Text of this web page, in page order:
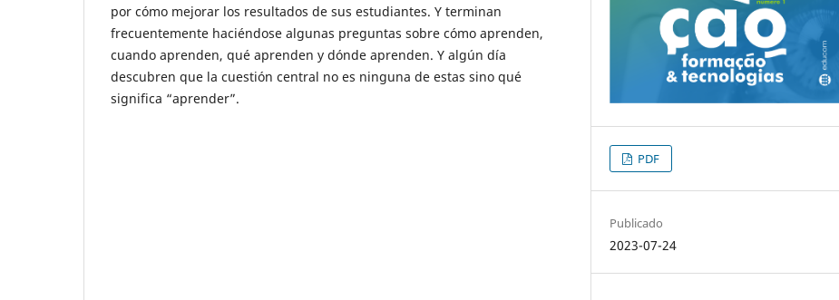
por cómo mejorar los resultados de sus estudiantes. Y terminan
frecuentemente haciéndose algunas preguntas sobre cómo aprenden,
cuando aprenden, qué aprenden y dónde aprenden. Y algún día
descubren que la cuestión central no es ninguna de estas sino qué
significa “aprender”.
PDF
Publicado
2023-07-24